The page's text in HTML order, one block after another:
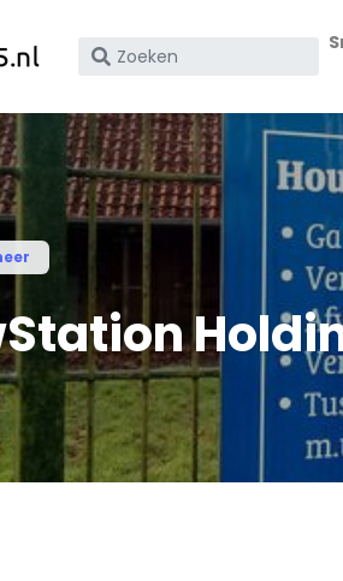
Zoek
bedrijfsnaam
of
KvK
nummer